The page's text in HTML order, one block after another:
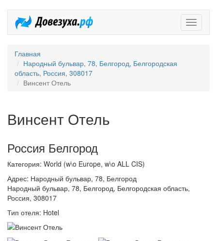
Главная
Народный бульвар, 78, Белгород, Белгородская
область, Россия, 308017
Винсент Отель
Винсент Отель
Россия Белгород
Категория: World (w\o Europe, w\o ALL CIS)
Адрес: Народный бульвар, 78, Белгород
Народный бульвар, 78, Белгород, Белгородская область,
Россия, 308017
Тип отеля: Hotel